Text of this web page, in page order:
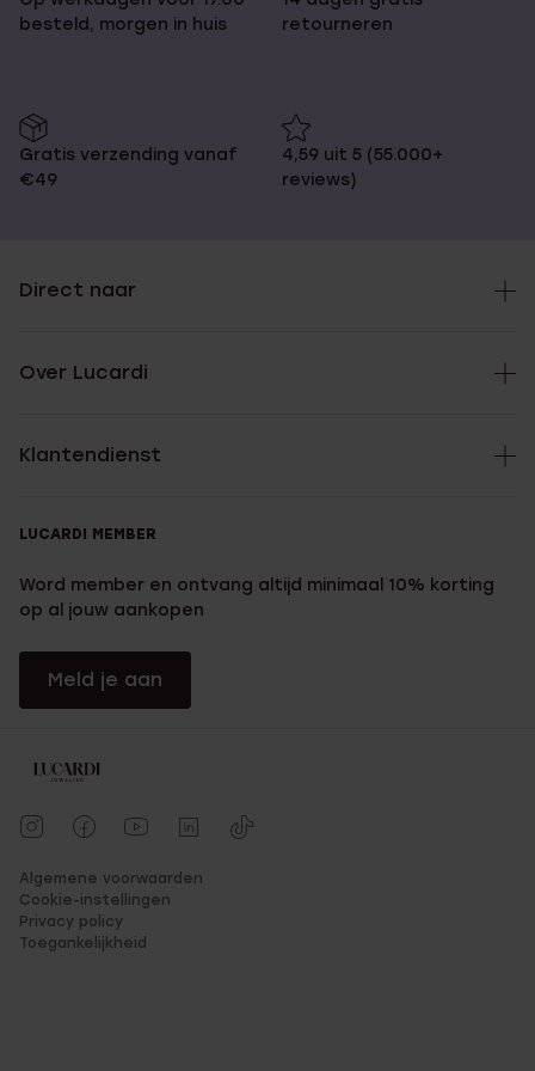
besteld, morgen in huis
retourneren
Gratis verzending vanaf
€49
4,59 uit 5 (55.000+
reviews)
Direct naar
Over Lucardi
Klantendienst
LUCARDI MEMBER
Word member en ontvang altijd minimaal 10% korting
op al jouw aankopen
Meld je aan
Algemene voorwaarden
Cookie-instellingen
Privacy policy
Toegankelijkheid